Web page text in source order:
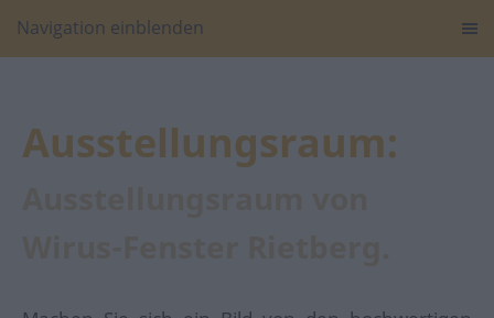
Navigation einblenden
Ausstellungsraum: